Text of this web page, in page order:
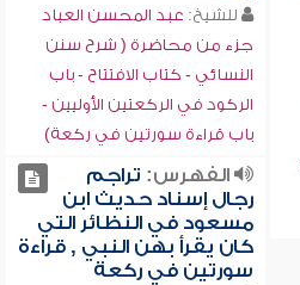
للشيخ: عبد المحسن العباد
جزء من محاضرة ( شرح سنن
النسائي - كتاب الافتتاح - باب
الركود في الركعتين الأوليين -
باب قراءة سورتين في ركعة)
الفهرس: تراجم
رجال إسناد حديث ابن
مسعود في النظائر التي
كان يقرأ بهن النبي , قراءة
سورتين في ركعة